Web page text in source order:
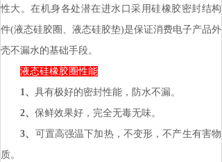
性大。在机身各处潜在进水口采用硅橡胶密封结构
件(液态硅胶圈、液态硅胶垫)是保证消费电子产品外
壳不漏水的基础手段。
液态硅橡胶圈性能
1、 具有极好的密封性能，防水不漏。
2、 保鲜效果好，完全无毒无味。
3、 可置高强温下加热，不变形，不产生有害物
质。